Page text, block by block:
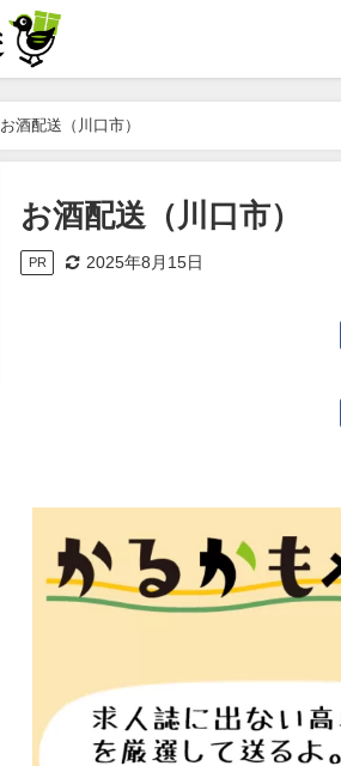
お酒配送（川口市）
お酒配送（川口市）
PR 2025年8月15日